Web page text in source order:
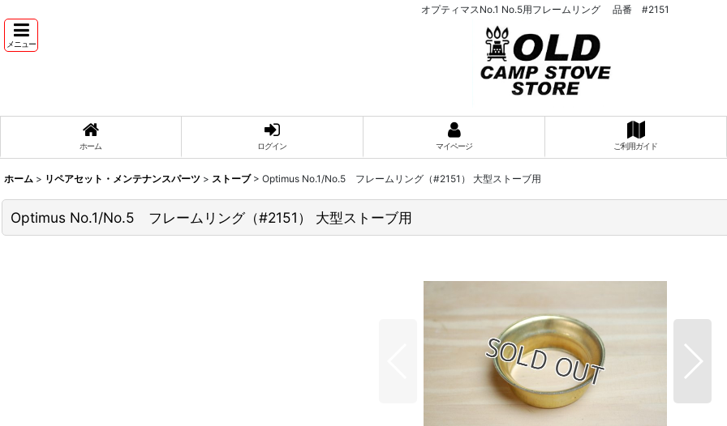
オプティマスNo.1 No.5用フレームリング 品番 #2151
メニュー
ホーム ログイン マイページ ご利用ガイド
ホーム > リペアセット・メンテナンスパーツ > ストーブ > Optimus No.1/No.5 フレームリング（#2151） 大型ストーブ用
Optimus No.1/No.5 フレームリング（#2151） 大型ストーブ用